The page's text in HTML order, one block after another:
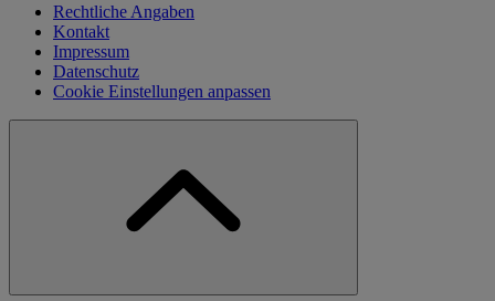
Rechtliche Angaben
Kontakt
Impressum
Datenschutz
Cookie Einstellungen anpassen